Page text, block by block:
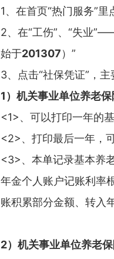
1、在首页“热门服务”里
2、在“工伤”、“失业
始于201307）”
3、点击“社保凭证”，主
1）机关事业单位养老
<1>、可以打印一年的
<2>、打印最后一年，
<3>、本单记录基本养
年金个人账户记账利率
账积累部分金额、转入
2）机关事业单位养老